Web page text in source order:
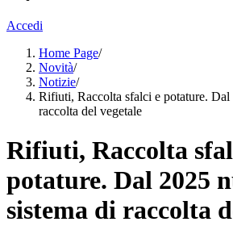
Accedi
Home Page/
Novità/
Notizie/
Rifiuti, Raccolta sfalci e potature. Dal
raccolta del vegetale
Rifiuti, Raccolta
potature. Dal 2025
sistema di raccolta